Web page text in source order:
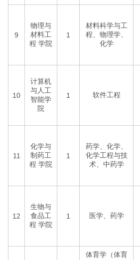
9
物理与
材料工
程 学院
1
材料科学与工
程、物理学、
化学
10
计算机
与人工
智能学
院
1 软件工程
11
化学与
制药工
程 学院
1
药学、化学、
化学工程与技
术、中药学
12
生物与
食品工
程 学院
1 医学、药学
体育学（体育